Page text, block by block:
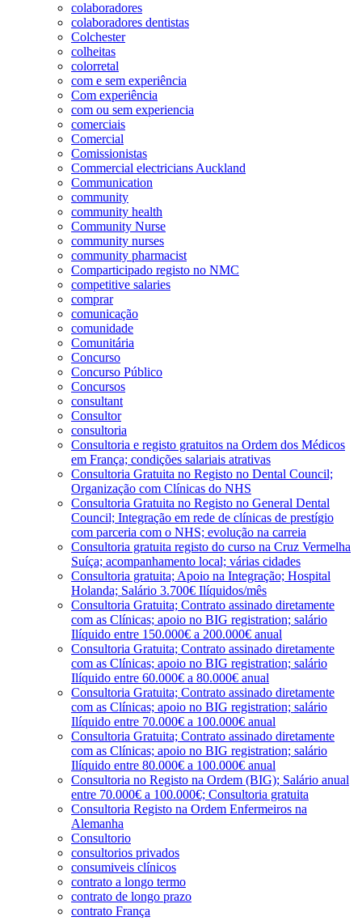
colaboradores
colaboradores dentistas
Colchester
colheitas
colorretal
com e sem experiência
Com experiência
com ou sem experiencia
comerciais
Comercial
Comissionistas
Commercial electricians Auckland
Communication
community
community health
Community Nurse
community nurses
community pharmacist
Comparticipado registo no NMC
competitive salaries
comprar
comunicação
comunidade
Comunitária
Concurso
Concurso Público
Concursos
consultant
Consultor
consultoria
Consultoria e registo gratuitos na Ordem dos Médicos
em França; condições salariais atrativas
Consultoria Gratuita no Registo no Dental Council;
Organização com Clínicas do NHS
Consultoria Gratuita no Registo no General Dental
Council; Integração em rede de clínicas de prestígio
com parceria com o NHS; evolução na carreia
Consultoria gratuita registo do curso na Cruz Vermelha
Suíça; acompanhamento local; várias cidades
Consultoria gratuita; Apoio na Integração; Hospital
Holanda; Salário 3.700€ Ilíquidos/mês
Consultoria Gratuita; Contrato assinado diretamente
com as Clínicas; apoio no BIG registration; salário
Ilíquido entre 150.000€ a 200.000€ anual
Consultoria Gratuita; Contrato assinado diretamente
com as Clínicas; apoio no BIG registration; salário
Ilíquido entre 60.000€ a 80.000€ anual
Consultoria Gratuita; Contrato assinado diretamente
com as Clínicas; apoio no BIG registration; salário
Ilíquido entre 70.000€ a 100.000€ anual
Consultoria Gratuita; Contrato assinado diretamente
com as Clínicas; apoio no BIG registration; salário
Ilíquido entre 80.000€ a 100.000€ anual
Consultoria no Registo na Ordem (BIG); Salário anual
entre 70.000€ a 100.000€; Consultoria gratuita
Consultoria Registo na Ordem Enfermeiros na
Alemanha
Consultorio
consultorios privados
consumiveis clínicos
contrato a longo termo
contrato de longo prazo
contrato França